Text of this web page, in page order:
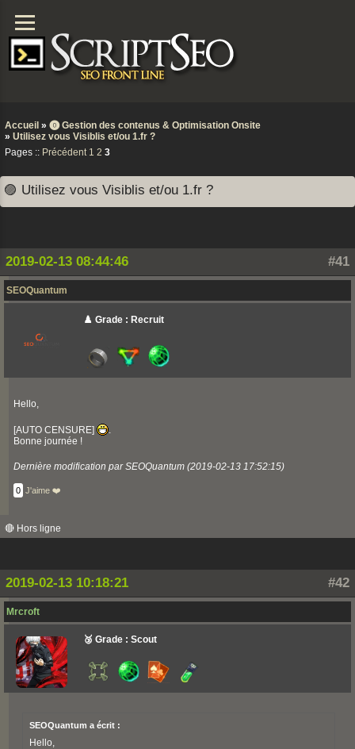
Accueil » ⓿ Gestion des contenus & Optimisation Onsite
» Utilisez vous Visiblis et/ou 1.fr ?
Pages :: Précédent 1 2 3
🟣 Utilisez vous Visiblis et/ou 1.fr ?
#41
2019-02-13 08:44:46
SEOQuantum
♟️ Grade : Recruit
Hello,
[AUTO CENSURE]
Bonne journée !
Dernière modification par SEOQuantum (2019-02-13 17:52:15)
0 J'aime ❤️
🔴 Hors ligne
#42
2019-02-13 10:18:21
Mrcroft
🥉 Grade : Scout
SEOQuantum a écrit :
Hello,